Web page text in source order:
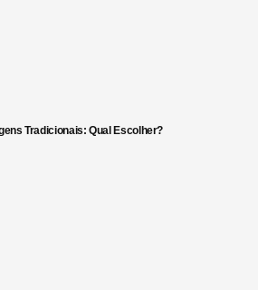
Tradicionais: Qual Escolher?